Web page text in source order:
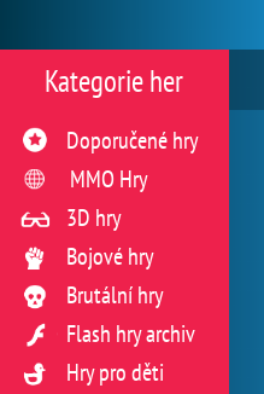
Kategorie her
Doporučené hry
MMO Hry
3D hry
Bojové hry
Brutální hry
Flash hry archiv
Hry pro děti